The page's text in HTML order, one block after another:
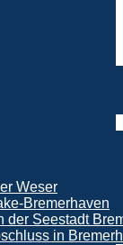
Weser
Bremerhaven
der Seestadt
in